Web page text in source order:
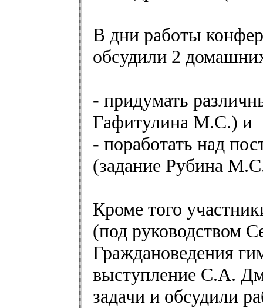
В дни работы
обсудили 2
- придумать
Гафитулина М.С.) и
- поработать над
(задание Рубина
Кроме того
(под руководством
Граждановедения
выступление С.А.
задачи и обсудили